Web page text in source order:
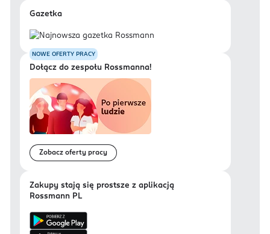
Gazetka
NOWE OFERTY PRACY
Dołącz do zespołu Rossmanna!
Zobacz oferty pracy
Zakupy stają się prostsze z aplikacją
Rossmann PL